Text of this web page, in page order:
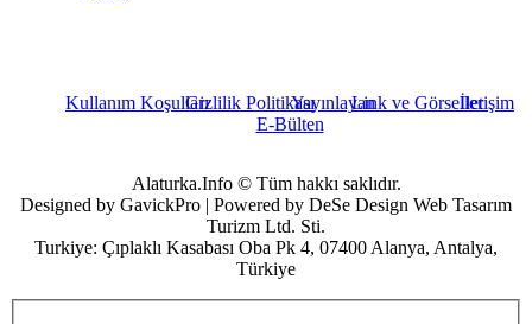
Kullanım KoşullarıGizlilik PolitikasıYayınlayanLink ve Görsellerİletişim
E-Bülten
Alaturka.Info © Tüm hakkı saklıdır.
Designed by GavickPro | Powered by DeSe Design Web Tasarım
Turizm Ltd. Sti.
Turkiye: Çıplaklı Kasabası Oba Pk 4, 07400 Alanya, Antalya,
Türkiye